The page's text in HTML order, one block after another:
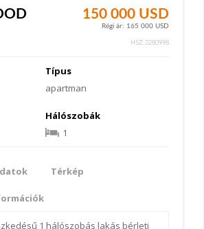
150 000 USD
Régi ár: 165 000 USD
HSZ: 3280998
Típus
apartman
Hálószobák
1
Térkép
1 hálószobás lakás bérleti